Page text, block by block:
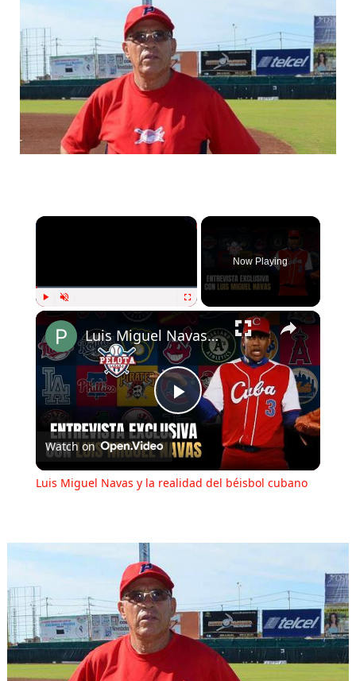
Now Playing
Play
Video
Luis Miguel Navas y la realidad del béisbol cubano
Watch on
Luis Miguel Navas y la realidad del béisbol cubano